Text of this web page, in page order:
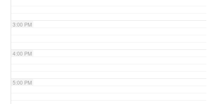
3:00 PM
4:00 PM
5:00 PM